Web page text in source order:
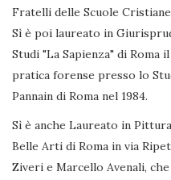
Fratelli delle Scuole
Sì è poi laureato in
Studi "La Sapienza" di Roma
pratica forense presso lo
Pannain di Roma nel 1984.
Sì è anche Laureato in
Belle Arti di Roma in via
Ziveri e Marcello Avenali,